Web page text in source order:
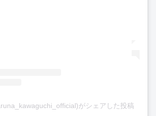
がシェアした投稿